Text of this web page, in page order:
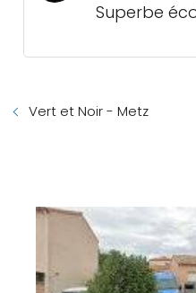
Superbe
Vert et Noir - Metz